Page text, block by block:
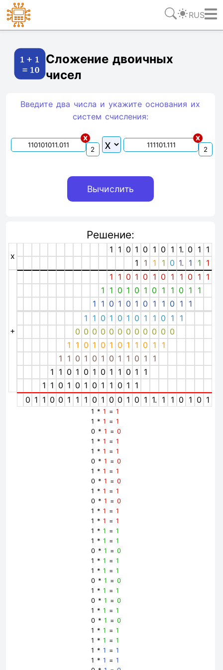
RUS
Сложение двоичных
чисел
Введите два числа и укажите основания их
систем счиcления:
x x
Решение:
x
1 1 0 1 0 1 0 1 1. 0 1 1
1
1 1 1 0 1. 1 1 1
+
1 1 0 1 0 1 0 1 1 0 1 1
1 1 0 1 0 1 0 1 1 0 1
1
1 1 0 1 0 1 0 1 1 0 1
1
1 1 0 1 0 1 0 1 1 0 1
1
0 0 0 0 0 0 0 0 0 0 0 0
1 1 0 1 0 1 0 1 1 0 1
1
1 1 0 1 0 1 0 1 1 0 1
1
1 1 0 1 0 1 0 1 1 0 1
1
1 1 0 1 0 1 0 1 1 0 1 1
0 1 1 0 0 1 1 1 0 1 0 0 1 0 1 1. 1 1 0 1 0 1
1 *1 =1
1 *1 =1
0 *1 =0
1 *1 =1
1 *1 =1
0 *1 =0
1 *1 =1
0 *1 =0
1 *1 =1
0 *1 =0
1 *1 =1
1 *1 =1
1 *1 =1
1 *1 =1
0 *1 =0
1 *1 =1
1 *1 =1
0 *1 =0
1 *1 =1
0 *1 =0
1 *1 =1
0 *1 =0
1 *1 =1
1 *1 =1
1 *1 =1
1 *1 =1